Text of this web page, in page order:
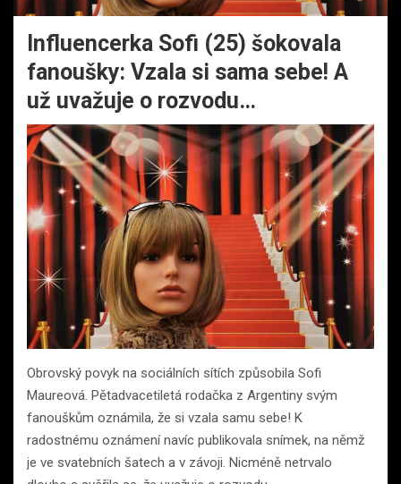
Influencerka Sofi (25) šokovala
fanoušky: Vzala si sama sebe! A
už uvažuje o rozvodu…
Obrovský povyk na sociálních sítích způsobila Sofi
Maureová. Pětadvacetiletá rodačka z Argentiny svým
fanouškům oznámila, že si vzala samu sebe! K
radostnému oznámení navíc publikovala snímek, na němž
je ve svatebních šatech a v závoji. Nicméně netrvalo